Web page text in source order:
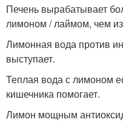
Печень вырабатывает
лимоном / лаймом, чем
Лимонная вода против
выступает.
Теплая вода с лимоном
кишечника помогает.
Лимон мощным